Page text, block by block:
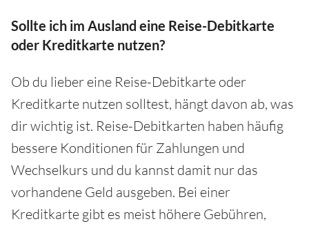
Sollte ich im Ausland eine Reise-Debitkarte
oder Kreditkarte nutzen?
Ob du lieber eine Reise-Debitkarte oder
Kreditkarte nutzen solltest, hängt davon ab, was
dir wichtig ist. Reise-Debitkarten haben häufig
bessere Konditionen für Zahlungen und
Wechselkurs und du kannst damit nur das
vorhandene Geld ausgeben. Bei einer
Kreditkarte gibt es meist höhere Gebühren,